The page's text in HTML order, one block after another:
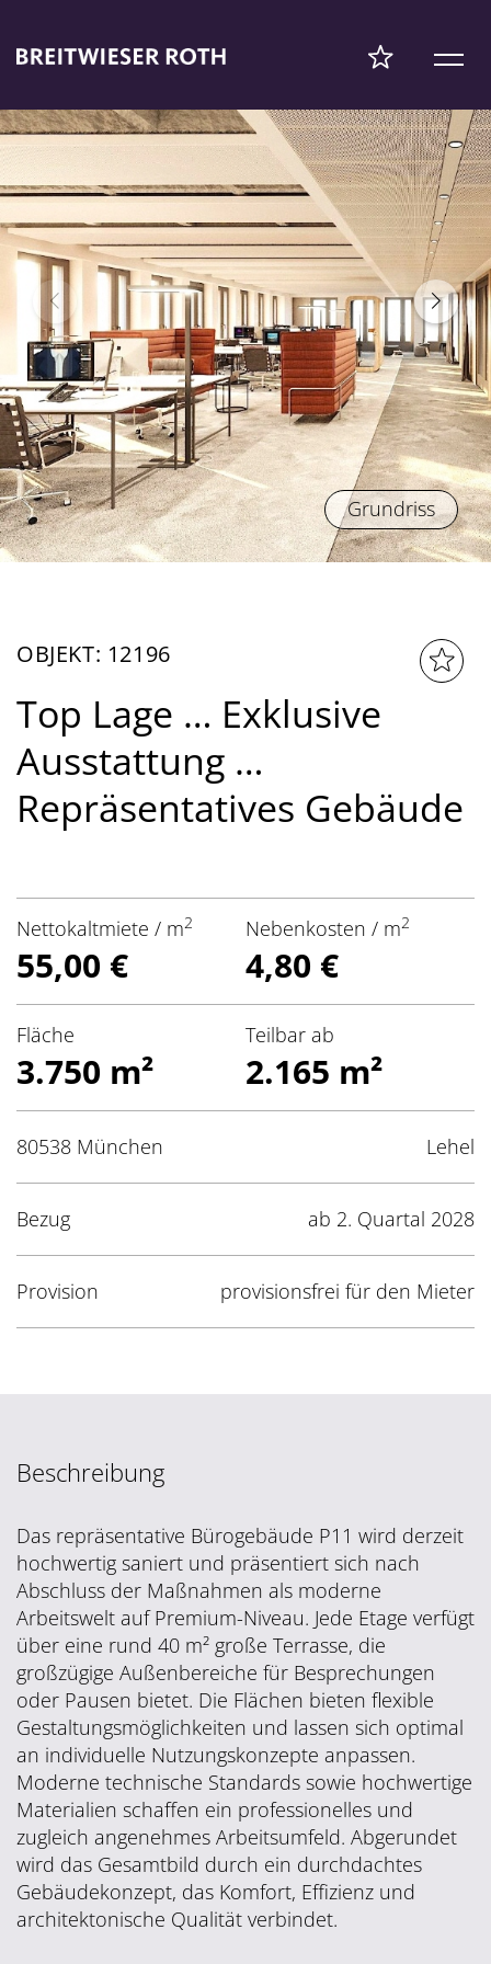
Grundriss
OBJEKT: 12196
Top Lage … Exklusive
Ausstattung …
Repräsentatives Gebäude
Nettokaltmiete / m2
55,00 €
Nebenkosten / m2
4,80 €
Fläche
3.750 m²
Teilbar ab
2.165 m²
80538 München Lehel
Bezug ab 2. Quartal 2028
Provision provisionsfrei für den Mieter
Beschreibung
Das repräsentative Bürogebäude P11 wird derzeit
hochwertig saniert und präsentiert sich nach
Abschluss der Maßnahmen als moderne
Arbeitswelt auf Premium-Niveau. Jede Etage verfügt
über eine rund 40 m² große Terrasse, die
großzügige Außenbereiche für Besprechungen
oder Pausen bietet. Die Flächen bieten flexible
Gestaltungsmöglichkeiten und lassen sich optimal
an individuelle Nutzungskonzepte anpassen.
Moderne technische Standards sowie hochwertige
Materialien schaffen ein professionelles und
zugleich angenehmes Arbeitsumfeld. Abgerundet
wird das Gesamtbild durch ein durchdachtes
Gebäudekonzept, das Komfort, Effizienz und
architektonische Qualität verbindet.